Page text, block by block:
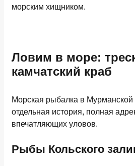
морским хищником.
Ловим в море:
камчатский краб
Морская рыбалка в
отдельная история, полная
впечатляющих уловов.
Рыбы Кольского